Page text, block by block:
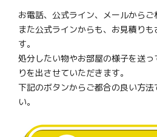
お電話、公式ライン、メールからご
また公式ラインからも、お見積り
す。
処分したい物やお部屋の様子を送
りを出させていただきます。
下記のボタンからご都合の良い方
い。